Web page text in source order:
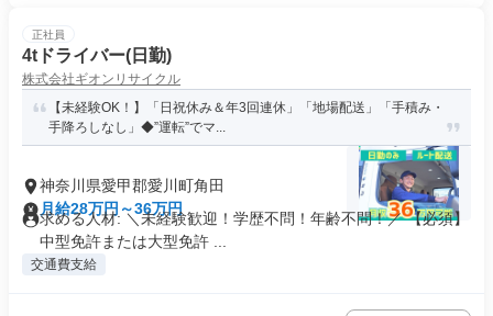
正社員
4tドライバー(日勤)
株式会社ギオンリサイクル
【未経験OK！】「日祝休み＆年3回連休」「地場配送」「手積み・
手降ろしなし」◆”運転”でマ...
神奈川県愛甲郡愛川町角田
月給28万円～36万円
求める人材: ＼未経験歓迎！学歴不問！年齢不問！／ 【必須】
中型免許または大型免許 ...
交通費支給